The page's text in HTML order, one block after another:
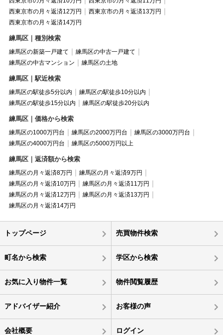
西東京市の月々返済12万円
西東京市の月々返済13万円
西東京市の月々返済14万円
練馬区｜種別検索
練馬区の新築一戸建て
練馬区の中古一戸建て
練馬区の中古マンション
練馬区の土地
練馬区｜駅近検索
練馬区の駅徒歩5分以内
練馬区の駅徒歩10分以内
練馬区の駅徒歩15分以内
練馬区の駅徒歩20分以内
練馬区｜価格から検索
練馬区の1000万円台 練馬区の2000万円台
練馬区の3000万円台
練馬区の4000万円台
練馬区の5000万円以上
練馬区｜返済額から検索
練馬区の月々返済8万円
練馬区の月々返済9万円
練馬区の月々返済10万円
練馬区の月々返済11万円
練馬区の月々返済12万円
練馬区の月々返済13万円
練馬区の月々返済14万円
トップページ 売買物件検索
町名から検索 学区から検索
お気に入り物件一覧 物件閲覧履歴
アドバイザー紹介 お客様の声
会社概要 ログイン